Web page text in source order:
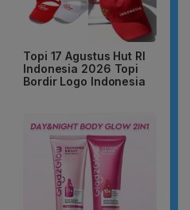
Topi 17 Agustus Hut RI
Indonesia 2026 Topi
Bordir Logo Indonesia